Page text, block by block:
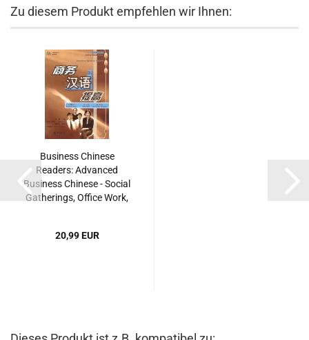
Zu diesem Produkt empfehlen wir Ihnen:
Business Chinese
Readers: Advanced
Business Chinese - Social
Gatherings, Office Work,
9787301090398
20,99 EUR